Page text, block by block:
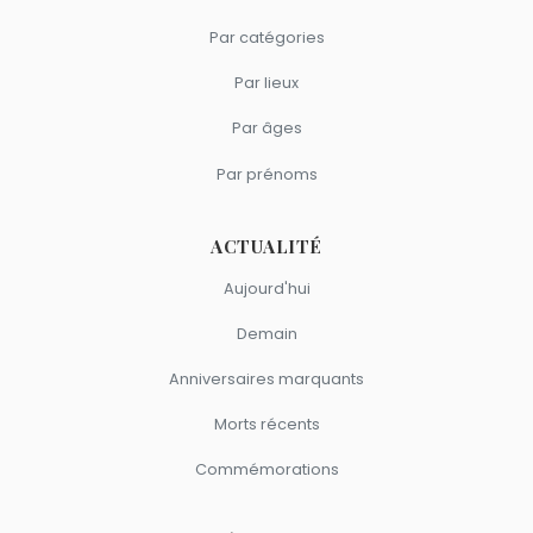
Par catégories
Par lieux
Par âges
Par prénoms
ACTUALITÉ
Aujourd'hui
Demain
Anniversaires marquants
Morts récents
Commémorations